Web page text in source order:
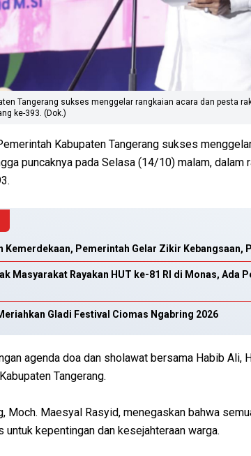
Tangerang sukses menggelar rangkaian acara dan pesta
ke-393. (Dok.)
Kabupaten Tangerang sukses
puncaknya pada Selasa (14/10) malam,
Kemerdekaan, Pemerintah Gelar Zikir Kebangsaan,
Masyarakat Rayakan HUT ke-81 RI di Monas, Ada
Gladi Festival Ciomas Ngabring 2026
agenda doa dan sholawat bersama Habib Ali,
Tangerang.
Moch. Maesyal Rasyid, menegaskan bahwa
untuk kepentingan dan kesejahteraan warga.